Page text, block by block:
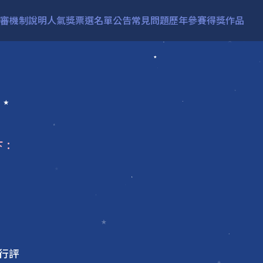
機制說明 人氣獎票選名單公告常見問題歷年參賽得獎作品
評